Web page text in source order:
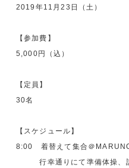
2019年11月23日（土）
【参加費】
5,000円（込）
【定員】
30名
【スケジュール】
8:00 着替えて集合＠
行幸通りにて準備体操、記